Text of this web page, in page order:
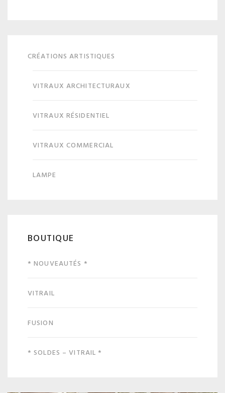
CRÉATIONS ARTISTIQUES
VITRAUX ARCHITECTURAUX
VITRAUX RÉSIDENTIEL
VITRAUX COMMERCIAL
LAMPE
BOUTIQUE
* NOUVEAUTÉS *
VITRAIL
FUSION
* SOLDES – VITRAIL *